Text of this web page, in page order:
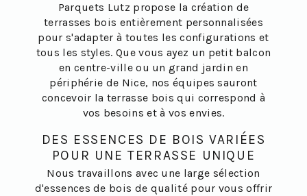
Parquets Lutz propose la création de
terrasses bois entièrement personnalisées
pour s'adapter à toutes les configurations et
tous les styles. Que vous ayez un petit balcon
en centre-ville ou un grand jardin en
périphérie de Nice, nos équipes sauront
concevoir la terrasse bois qui correspond à
vos besoins et à vos envies.
DES ESSENCES DE BOIS VARIÉES
POUR UNE TERRASSE UNIQUE
Nous travaillons avec une large sélection
d'essences de bois de qualité pour vous offrir